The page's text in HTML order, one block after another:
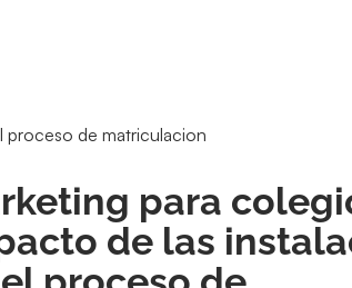
proceso de matriculacion
para
de las